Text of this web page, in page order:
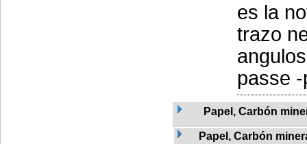
es la
trazo
passe
Papel, Carbón
Papel, Carbón